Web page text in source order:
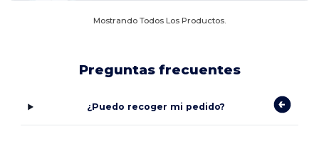
Mostrando Todos Los Productos.
Preguntas frecuentes
¿Puedo recoger mi pedido?